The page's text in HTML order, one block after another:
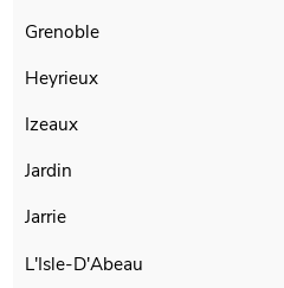
Grenoble
Heyrieux
Izeaux
Jardin
Jarrie
L'Isle-D'Abeau